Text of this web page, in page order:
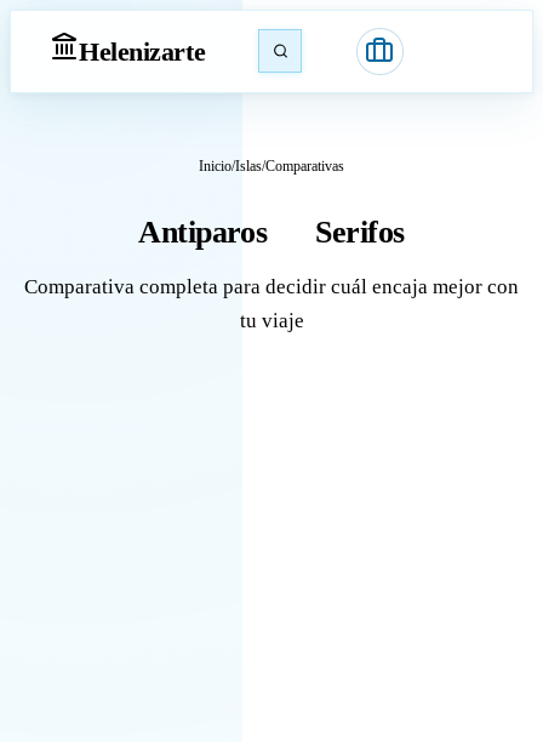
Helenizarte
Inicio/Islas/Comparativas
Antiparos Serifos
Comparativa completa para decidir cuál encaja mejor con
tu viaje